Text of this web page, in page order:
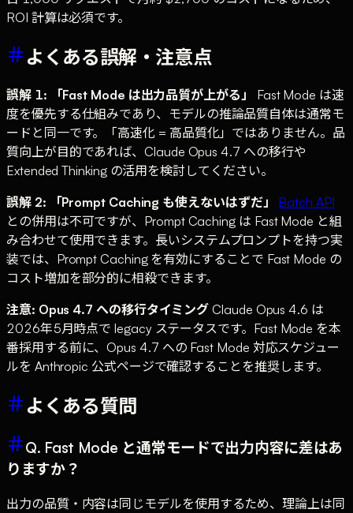
ROI 計算は必須です。
よくある誤解・注意点
誤解 1: 「Fast Mode は出力品質が上がる」
Fast Mode は速
度を優先する仕組みであり、モデルの推論品質自体は通常モ
ードと同一です。「高速化 = 高品質化」ではありません。品
質向上が目的であれば、Claude Opus 4.7 への移行や
Extended Thinking の活用を検討してください。
誤解 2: 「Prompt Caching も使えないはずだ」
Batch API
との併用は不可ですが、Prompt Caching は Fast Mode と組
み合わせて使用できます。長いシステムプロンプトを持つ実
装では、Prompt Caching を有効にすることで Fast Mode の
コスト増加を部分的に相殺できます。
注意: Opus 4.7 への移行タイミング Claude Opus 4.6 は
2026年5月時点で legacy ステータスです。Fast Mode を本
番採用する前に、Opus 4.7 への Fast Mode 対応スケジュー
ルを Anthropic 公式ページで確認することを推奨します。
よくある質問
Q. Fast Mode と通常モードで出力内容に差はあ
りますか？
出力の品質・内容は同じモデルを使用するため、理論上は同